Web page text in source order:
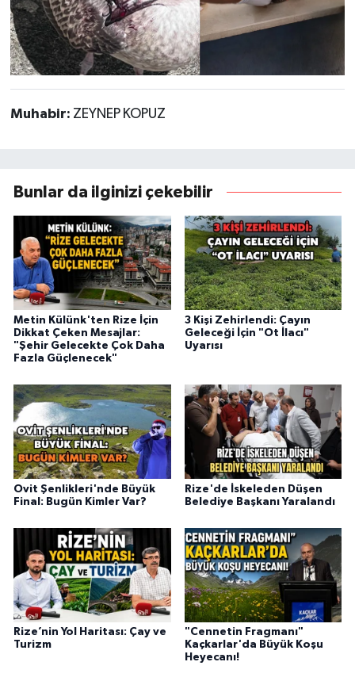
Muhabir: ZEYNEP KOPUZ
Bunlar da ilginizi çekebilir
Metin Külünk'ten Rize İçin
Dikkat Çeken Mesajlar:
"Şehir Gelecekte Çok Daha
Fazla Güçlenecek"
3 Kişi Zehirlendi: Çayın
Geleceği İçin "Ot İlacı"
Uyarısı
Ovit Şenlikleri'nde Büyük
Final: Bugün Kimler Var?
Rize'de İskeleden Düşen
Belediye Başkanı Yaralandı
Rize’nin Yol Haritası: Çay ve
Turizm
"Cennetin Fragmanı"
Kaçkarlar'da Büyük Koşu
Heyecanı!